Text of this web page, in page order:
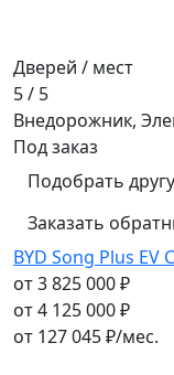
Дверей / мест
5 / 5
Внедорожник,
Под заказ
Подобрать
Заказать
BYD Song Plus
от 3 825 000 ₽
от 4 125 000 ₽
от 127 045₽/мес.